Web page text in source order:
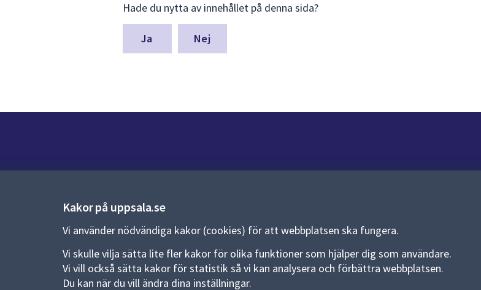
Kakor på uppsala.se
Vi använder nödvändiga kakor (cookies) för att webbplatsen ska fungera.
Vi skulle vilja sätta lite fler kakor för olika funktioner som hjälper dig som användare.
Vi vill också sätta kakor för statistik så vi kan analysera och förbättra webbplatsen.
Du kan när du vill ändra dina inställningar.
synpunkter
för
denna
Hade du nytta av innehållet på denna sida?
Nej
Kontaktcenter:018-727 00 00
E-post:uppsala.kommun@uppsala.se
Fler kontaktvägar
Allmänna handlingar och diarium
Behandling av personuppgifter
Kakor